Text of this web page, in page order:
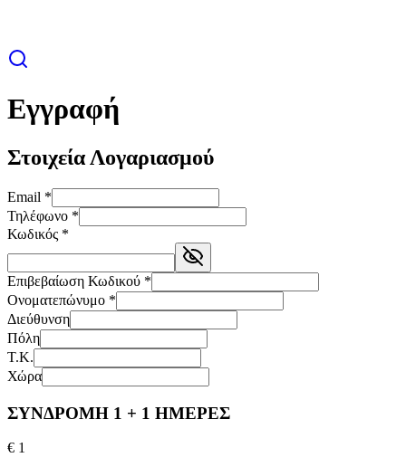
Εγγραφή
Στοιχεία Λογαριασμού
Email *
Τηλέφωνο *
Κωδικός *
Επιβεβαίωση Κωδικού *
Ονοματεπώνυμο *
Διεύθυνση
Πόλη
Τ.Κ.
Χώρα
ΣΥΝΔΡΟΜΗ 1 + 1 ΗΜΕΡΕΣ
€ 1